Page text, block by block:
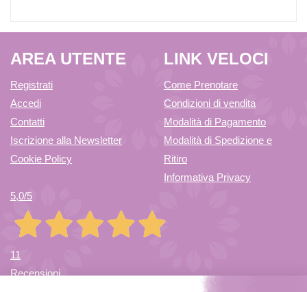
AREA UTENTE
Registrati
Accedi
Contatti
Iscrizione alla Newsletter
Cookie Policy
LINK VELOCI
Come Prenotare
Condizioni di vendita
Modalità di Pagamento
Modalità di Spedizione e
Ritiro
Informativa Privacy
5,0/5
11
Recensioni